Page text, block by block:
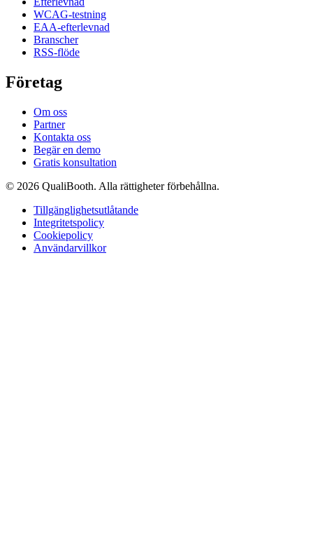
WCAG-testning
EAA-efterlevnad
Branscher
RSS-flöde
Företag
Om oss
Partner
Kontakta oss
Begär en demo
Gratis konsultation
© 2026 QualiBooth. Alla rättigheter förbehållna.
Tillgänglighetsutlåtande
Integritetspolicy
Cookiepolicy
Användarvillkor